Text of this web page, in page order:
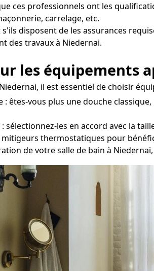
ces professionnels ont les
carrelage, etc.
disposent de les assurances
des travaux à Niedernai.
les équipements
il est essentiel de choisir
: êtes-vous plus une douche
sélectionnez-les en accord avec la
thermostatiques pour
de votre salle de bain à